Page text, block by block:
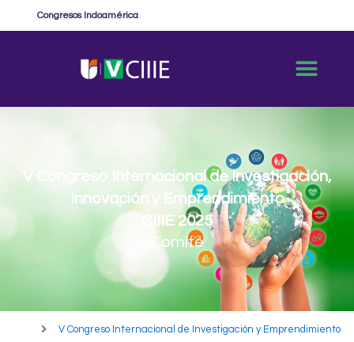
al
Congresos Indoamérica
V Congreso Internacional de Investigación,
Innovación y Emprendimiento
CIIIE 2025
Comité
V Congreso Internacional de Investigación y Emprendimiento